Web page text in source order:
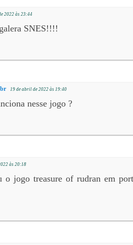
2022 às 23:44
SNES!!!!
19 de abril de 2022 às 19:40
nesse jogo ?
às 20:18
o jogo treasure of rudran em